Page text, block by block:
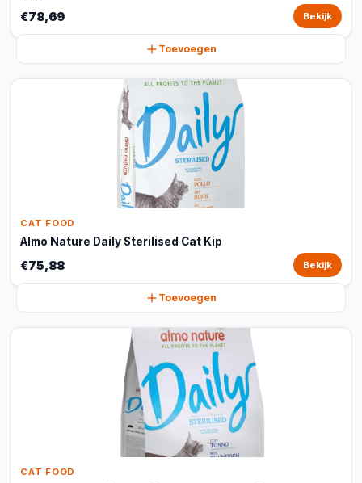
€78,69 Bekijk
Toevoegen
CAT FOOD
Almo Nature Daily Sterilised Cat Kip
€75,88 Bekijk
Toevoegen
CAT FOOD